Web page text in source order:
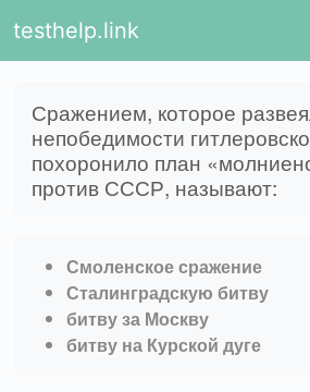
testhelp.link
Сражением, которое
непобедимости
похоронило план
против СССР, называют:
Смоленское сражение
Сталинградскую битву
битву за Москву
битву на Курской дуге